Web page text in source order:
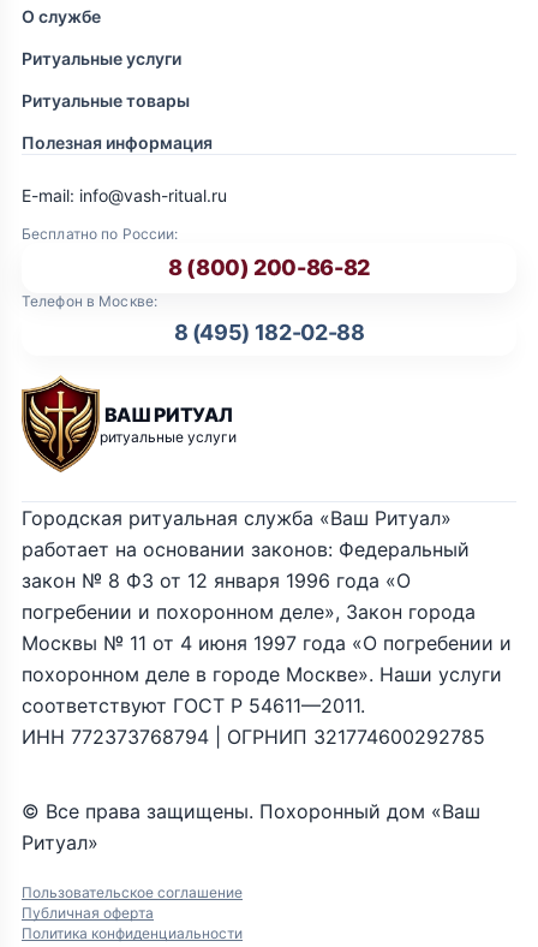
О службе
Ритуальные услуги
Ритуальные товары
Полезная информация
ВАШ РИТУАЛ
ритуальные услуги
Бесплатно по России:
8 (800) 200-86-82
Телефон в Москве:
8 (495) 182-02-88
E-mail: info@vash-ritual.ru
© Все права защищены. Похоронный дом «Ваш
Ритуал»
Пользовательское соглашение
Публичная оферта
Политика конфиденциальности
Городская ритуальная служба «Ваш Ритуал»
работает на основании законов: Федеральный
закон № 8 ФЗ от 12 января 1996 года «О
погребении и похоронном деле», Закон города
Москвы № 11 от 4 июня 1997 года «О погребении и
похоронном деле в городе Москве». Наши услуги
соответствуют ГОСТ Р 54611—2011.
ИНН 772373768794 | ОГРНИП 321774600292785